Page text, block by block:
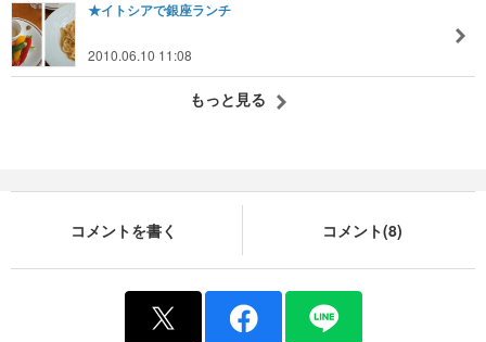
★イトシアで銀座ランチ
2010.06.10 11:08
もっと見る
コメントを書く コメント(8)